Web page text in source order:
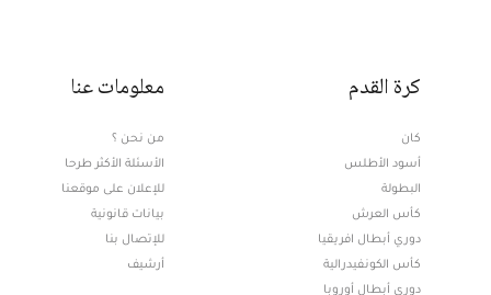
كرة القدم
كان
أسود الأطلس
البطولة
كأس العرش
دوري أبطال افريقيا
كأس الكونفيدرالية
دوري أبطال أوروبا
معلومات عنا
من نحن ؟
الأسئلة الأكثر طرحا
للإعلان على موقعنا
بيانات قانونية
للإتصال بنا
أرشيف